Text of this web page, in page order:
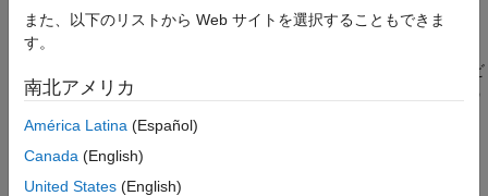
テスト デバイスの詳細: long
項目一覧
プロパティ
プログラムでの使用
バージョン履歴
参考
構成オブジェクト: coder.HardwareImplementation
データ型のビ
ット長。32 ～ 128 の範囲の整数値として指定します。値は 8 の
倍数でなければなりません。
依存関係:
また、以下のリストから Web サイトを選択することもできま
す。
南北アメリカ
América Latina (Español)
Canada (English)
United States (English)